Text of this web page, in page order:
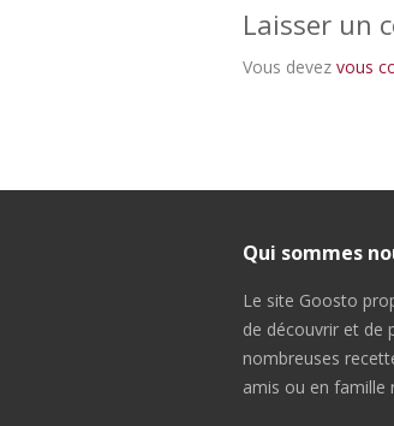
Laisser un
Vous devez vous
Qui sommes
Le site Goosto
de découvrir et de
nombreuses
amis ou en famille